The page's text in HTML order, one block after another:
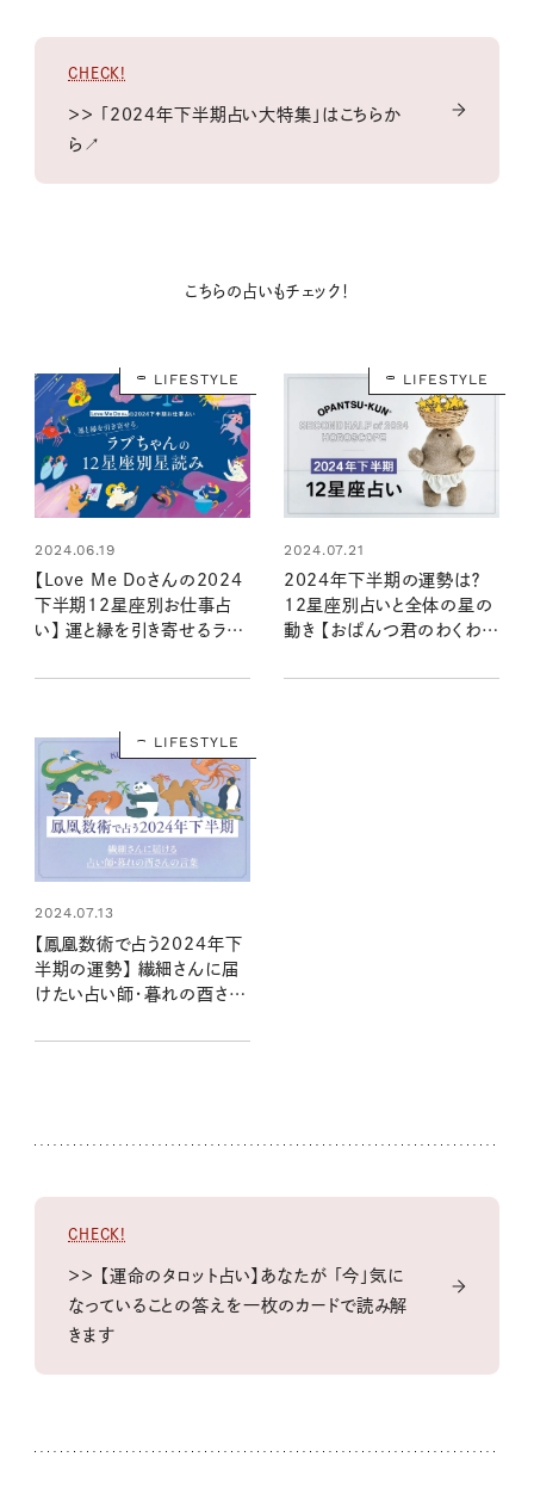
CHECK!
＞＞ 「2024年下半期占い大特集」はこちらか
ら↗
こちらの占いもチェック！
LIFESTYLE
2024.06.19
【Love Me Doさんの2024
下半期12星座別お仕事占
い】 運と縁を引き寄せるラブ
LIFESTYLE
2024.07.21
2024年下半期の運勢は？
12星座別占いと全体の星の
動き 【おぱんつ君のわくわく
LIFESTYLE
2024.07.13
【鳳凰数術で占う2024年下
半期の運勢】 繊細さんに届
けたい占い師・暮れの酉さん
CHECK!
＞＞ 【運命のタロット占い】あなたが 「今」気に
なっていることの答えを一枚のカードで読み解
きます